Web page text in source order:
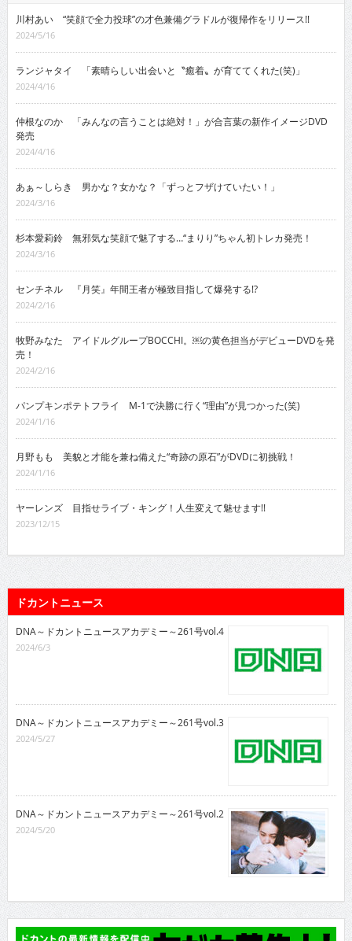
川村あい “笑顔で全力投球”の才色兼備グラドルが復帰作をリリース!!
2024/5/16
ランジャタイ 「素晴らしい出会いと〝癒着〟が育ててくれた(笑)」
2024/4/16
仲根なのか 「みんなの言うことは絶対！」が合言葉の新作イメージDVD
発売
2024/4/16
あぁ～しらき 男かな？女かな？「ずっとフザけていたい！」
2024/3/16
杉本愛莉鈴 無邪気な笑顔で魅了する…“まりり”ちゃん初トレカ発売！
2024/3/16
センチネル 『月笑』年間王者が極致目指して爆発する!?
2024/2/16
牧野みなた アイドルグループBOCCHI。￼の黄色担当がデビューDVDを発
売！
2024/2/16
パンプキンポテトフライ M-1で決勝に行く“理由”が見つかった(笑)
2024/1/16
月野もも 美貌と才能を兼ね備えた“奇跡の原石”がDVDに初挑戦！
2024/1/16
ヤーレンズ 目指せライブ・キング！人生変えて魅せます!!
2023/12/15
ドカントニュース
DNA～ドカントニュースアカデミー～261号vol.4
2024/6/3
DNA～ドカントニュースアカデミー～261号vol.3
2024/5/27
DNA～ドカントニュースアカデミー～261号vol.2
2024/5/20